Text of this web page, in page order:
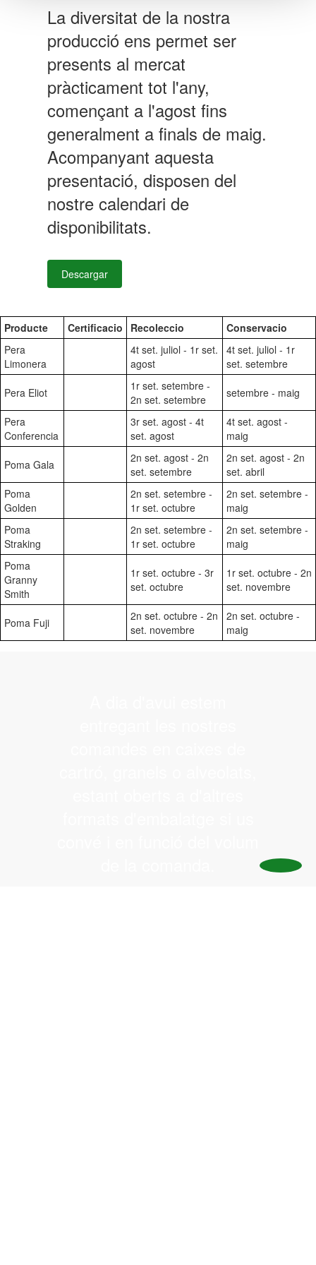
Producte Certificacio Recoleccio
Conservacio
Pera
Limonera
4t set. juliol - 1r set.
agost
4t set. juliol - 1r
set. setembre
Pera Eliot
1r set. setembre -
2n set. setembre
setembre - maig
Pera
Conferencia
3r set. agost - 4t
set. agost
4t set. agost -
maig
Poma Gala
2n set. agost - 2n
set. setembre
2n set. agost - 2n
set. abril
Poma
Golden
2n set. setembre -
1r set. octubre
2n set. setembre -
maig
Poma
Straking
2n set. setembre -
1r set. octubre
2n set. setembre -
maig
Poma
Granny
Smith
1r set. octubre - 3r
set. octubre
1r set. octubre - 2n
set. novembre
Poma Fuji
2n set. octubre - 2n
set. novembre
2n set. octubre -
maig
La diversitat de la nostra
producció ens permet ser
presents al mercat
pràcticament tot l'any,
començant a l'agost fins
generalment a finals de maig.
Acompanyant aquesta
presentació, disposen del
nostre calendari de
disponibilitats.
Descargar